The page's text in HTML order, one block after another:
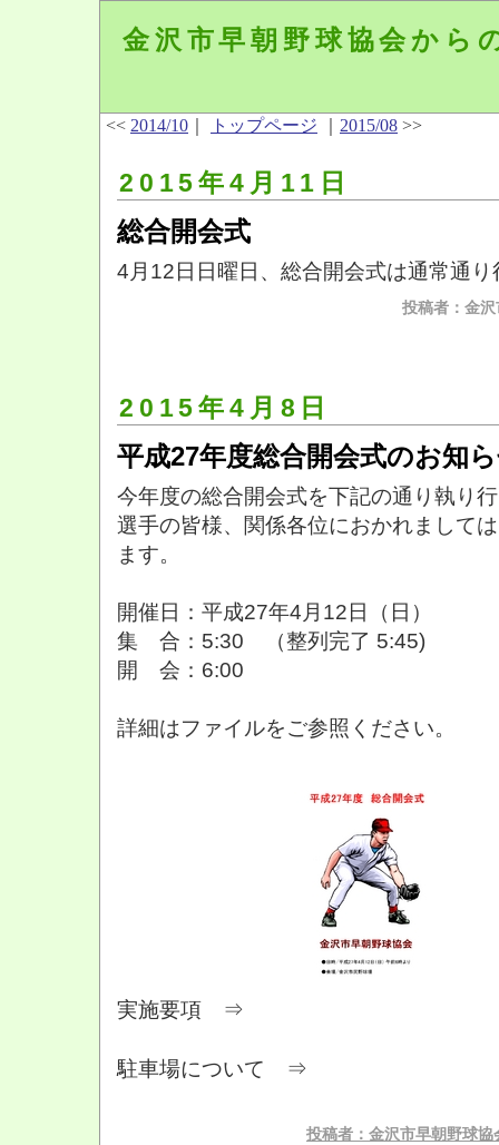
金沢市早朝野球協会から
<< 2014/10 トップページ 2015/08 >>
2015年4月11日
総合開会式
4月12日日曜日、総合開会式は通常通り
投稿者：金
2015年4月8日
平成27年度総合開会式のお知
今年度の総合開会式を下記の通り執り
選手の皆様、関係各位におかれまして
ます。
開催日：平成27年4月12日（日）
集 合：5:30 （整列完了 5:45)
開 会：6:00
詳細はファイルをご参照ください。
実施要項 ⇒
駐車場について ⇒
投稿者：金沢市早朝野球